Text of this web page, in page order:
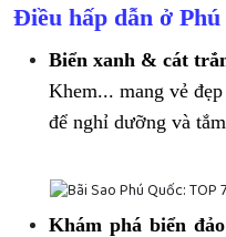
Điều hấp dẫn ở Phú
Biển xanh & cát
Khem... mang vẻ
để nghỉ dưỡng và
Khám phá biển đảo